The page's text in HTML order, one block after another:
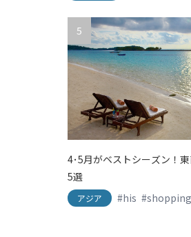
5
4･5月がベストシーズン！
5選
アジア #his #shopping